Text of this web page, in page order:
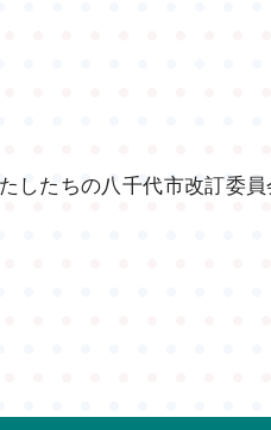
たちの八千代市改訂委